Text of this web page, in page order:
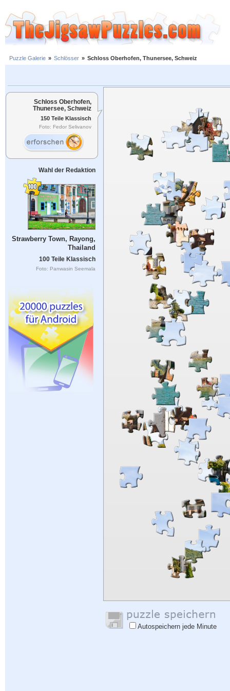
Puzzle Galerie » Schlösser » Schloss Oberhofen, Thunersee, Schweiz
Schloss Oberhofen,
Thunersee, Schweiz
150 Teile Klassisch
Foto: Fedor Selivanov
Wahl der Redaktion
Strawberry Town, Rayong,
Thailand
100 Teile Klassisch
Foto: Panwasin Seemala
Autospeichern jede Minute